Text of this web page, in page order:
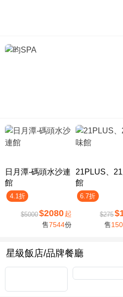
日月潭-碼頭水沙連
館
4.1折
$5000$2080 起
售7544份
21PLUS、
館
6.7折
$275
售
星級飯店/品牌餐廳